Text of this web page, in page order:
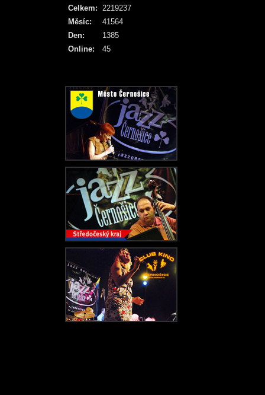
Online: 45
Celkem: 2219237
Měsíc:
41564
Den:
1385